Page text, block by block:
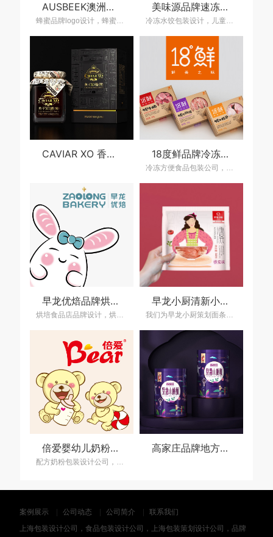
AUSBEEK澳洲进口蜂蜜包装策划设计，蜂蜜包装设计公司
蜂蜜品牌logo设计，蜂蜜包装设计公司，进口蜂蜜包装策划设计，上海包装设计公司,食品包装设计公司,包装策划设计公司,食品包装设计,品牌设计公司,上海策划设计公司,大健康领域营销策设计公司,上海营销策划设计公司,产品包装设计公司
美味源品牌速冻水饺包装设计，速冻食品包装设计公司
冷冻水饺包装设计，儿童水饺包装设计，速冻食品包装设计，上海食品包装设计公司，速冻食品包装设计，水饺包装设计公司
CAVIAR XO 香港鱼子酱品牌策划设计，鱼子酱产品包装设计 18度鲜品牌冷冻肉制品包装策划设计，品牌肉制品包装设计公司
冷冻方便食品包装公司，冷鲜肉肉制品包装策划设计，上海包装设计公司，冷冻肉方便食品包装策划设计,食品包装设计公司,包装策划设计公司,品牌设计公司
早龙优焙品牌烘培店策划设计，烘焙品牌加盟连锁店设计
烘培食品店品牌设计，烘培食品专卖店设计公司，食品专卖店设计公司，食品包装设计公司，上海包装设计公司，烘培店品牌设计公司，食品专卖店设计公司，食品品牌设计公司，食品加盟连锁店设计公司
早龙小厨清新小资风格的冷鲜面挂面包装设计，面条挂面包装设计公司
我们为早龙小厨策划面条包装设计，面食包装设计，挂面包装设计，冷鲜面包装设计，面点包装设计，面制品包装设计，干面包装设计，亘一是上海知名的食品包装设计公司。
倍爱婴幼儿奶粉品牌与包装策划设计，配方奶粉包装设计公司
配方奶粉包装设计公司，乳品的包装策划设计，婴幼儿奶粉品牌设计，上海包装设计公司,食品包装设计公司,包装策划设计公司,食品包装设计,品牌设计公司,上海策划设计公司,
高家庄品牌地方特产包装策划设计
案例展示 公司动态 公司简介
联系我们
上海包装设计公司，食品包装设计公司，上海包装策划设计公司，品牌